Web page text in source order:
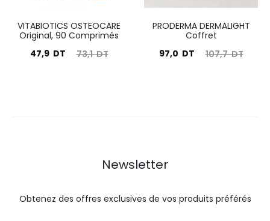
VITABIOTICS OSTEOCARE
Original, 90 Comprimés
73,1DT
Le
47,9 DT
PRODERMA DERMALIGHT
Coffret
107,7DT
Le
97,0 DT
Newsletter
Obtenez des offres exclusives de vos produits préférés